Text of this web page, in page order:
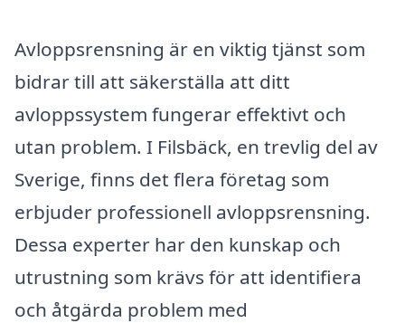
Avloppsrensning är en viktig tjänst som
bidrar till att säkerställa att ditt
avloppssystem fungerar effektivt och
utan problem. I Filsbäck, en trevlig del av
Sverige, finns det flera företag som
erbjuder professionell avloppsrensning.
Dessa experter har den kunskap och
utrustning som krävs för att identifiera
och åtgärda problem med